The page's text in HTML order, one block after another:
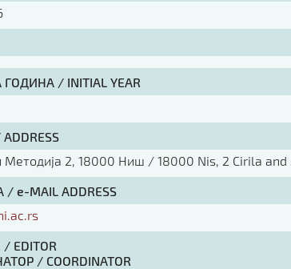
/ INITIAL YEAR
2, 18000 Ниш / 18000 Nis, 2 Cirila and
e-MAIL ADDRESS
EDITOR
/ COORDINATOR